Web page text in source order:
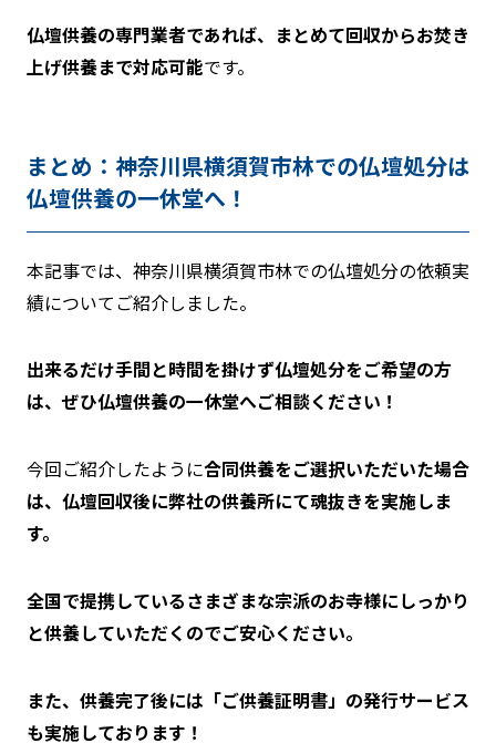
仏壇供養の専門業者であれば、まとめて回収からお焚き
上げ供養まで対応可能です。
まとめ：神奈川県横須賀市林での仏壇処分は
仏壇供養の一休堂へ！
本記事では、神奈川県横須賀市林での仏壇処分の依頼実
績についてご紹介しました。
出来るだけ手間と時間を掛けず仏壇処分をご希望の方
は、ぜひ仏壇供養の一休堂へご相談ください！
今回ご紹介したように合同供養をご選択いただいた場合
は、仏壇回収後に弊社の供養所にて魂抜きを実施しま
す。
全国で提携しているさまざまな宗派のお寺様にしっかり
と供養していただくのでご安心ください。
また、供養完了後には「ご供養証明書」の発行サービス
も実施しております！